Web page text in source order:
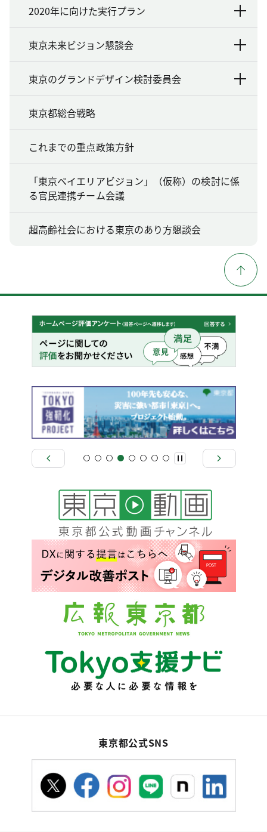
2020年に向けた実行プラン
東京未来ビジョン懇談会
東京のグランドデザイン検討委員会
東京都総合戦略
これまでの重点政策方針
「東京ベイエリアビジョン」（仮称）の検討に係
る官民連携チーム会議
超高齢社会における東京のあり方懇談会
東京都公式SNS